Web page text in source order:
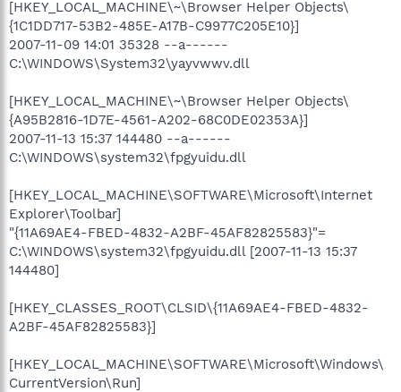
[HKEY_LOCAL_MACHINE\~\Browser Helper Objects\
{1C1DD717-53B2-485E-A17B-C9977C205E10}]
2007-11-09 14:01 35328 --a------
C:\WINDOWS\System32\yayvwwv.dll
[HKEY_LOCAL_MACHINE\~\Browser Helper Objects\
{A95B2816-1D7E-4561-A202-68C0DE02353A}]
2007-11-13 15:37 144480 --a------
C:\WINDOWS\system32\fpgyuidu.dll
[HKEY_LOCAL_MACHINE\SOFTWARE\Microsoft\Internet
Explorer\Toolbar]
"{11A69AE4-FBED-4832-A2BF-45AF82825583}"=
C:\WINDOWS\system32\fpgyuidu.dll [2007-11-13 15:37
144480]
[HKEY_CLASSES_ROOT\CLSID\{11A69AE4-FBED-4832-
A2BF-45AF82825583}]
[HKEY_LOCAL_MACHINE\SOFTWARE\Microsoft\Windows\
CurrentVersion\Run]